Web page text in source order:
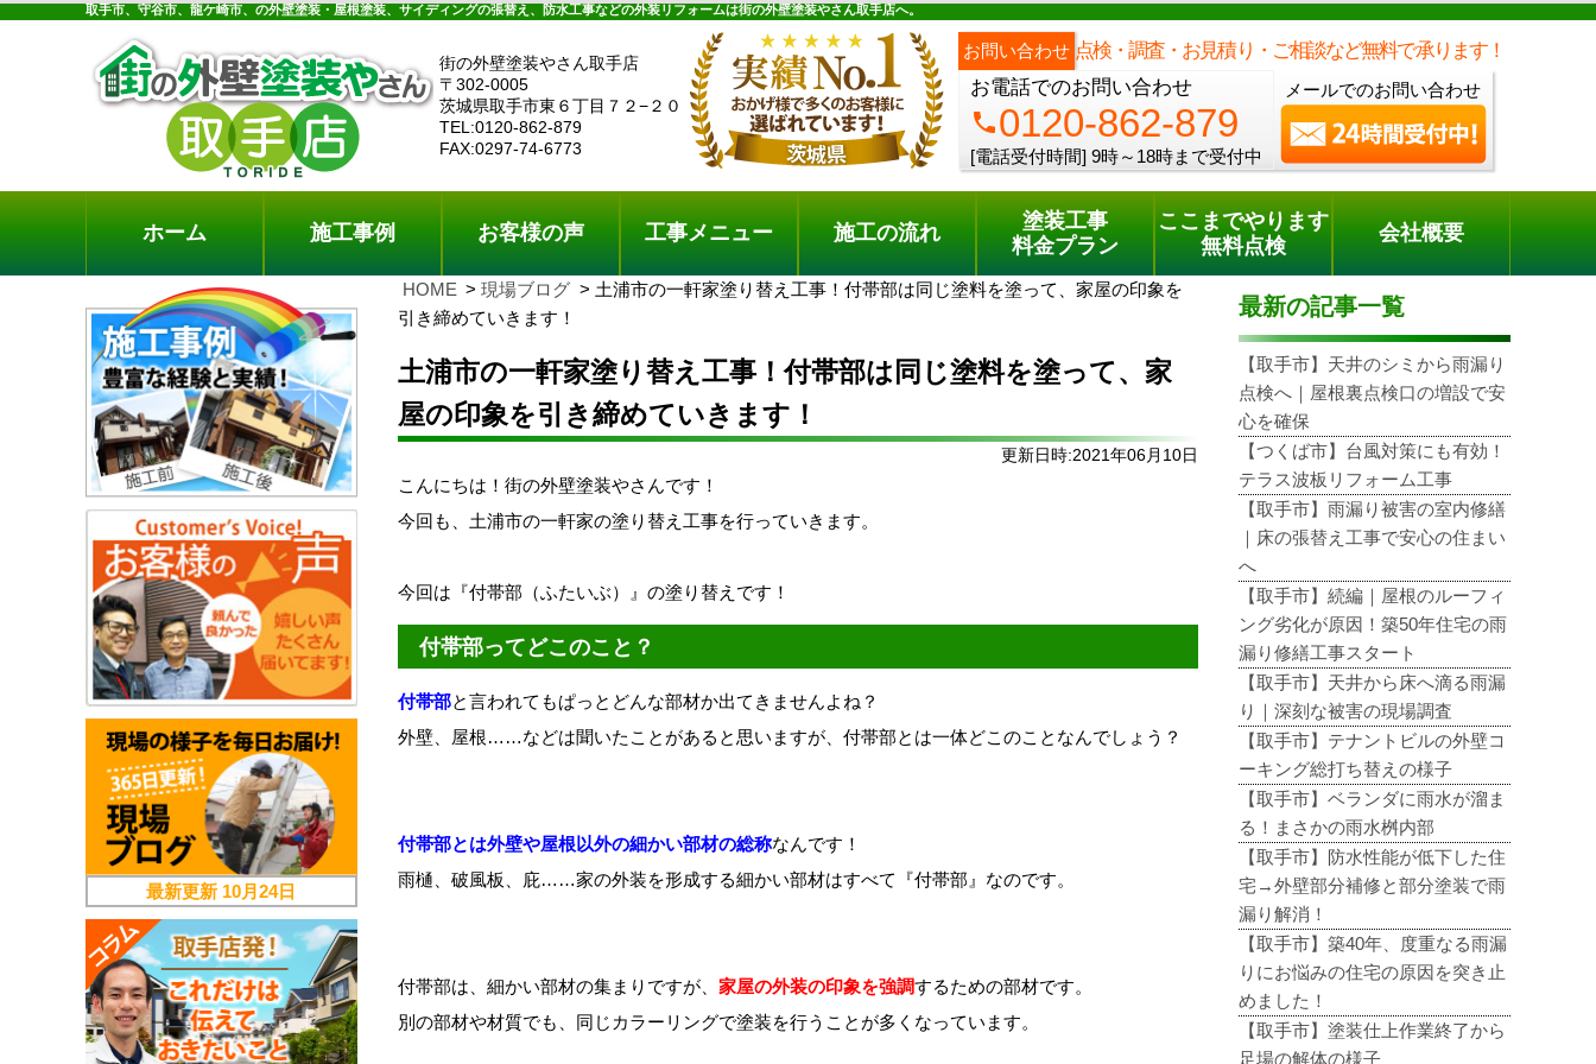
取手市、守谷市、龍ケ崎市、の外壁塗装・屋根塗装、サイディングの張替え、防水工事などの外装リフォームは街の外壁塗装やさん取手店へ。
街の外壁塗装やさん取手店
〒302-0005
茨城県取手市東６丁目７２−２０
TEL:0120-862-879
FAX:0297-74-6773
お問い合わせ 点検・調査・お見積り・ご相談など無料で承ります！
お電話でのお問い合わせ
phone0120-862-879
[電話受付時間] 9時～18時まで受付中
メールでのお問い合わせ
料金プラン 無料点検
電話でのご相談 [9時～18時まで受付中]
phone0120-862-879
ホーム 施工事例 お客様の声 工事メニュー 施工の流れ
塗装工事
料金プラン
ここまでやります
無料点検
会社概要
HOME 現場ブログ
土浦市の一軒家塗り替え工事！付帯部は同じ塗料を塗って、家屋の印象を
引き締めていきます！
土浦市の一軒家塗り替え工事！付帯部は同じ塗料を塗って、家
屋の印象を引き締めていきます！
更新日時:2021年06月10日
こんにちは！街の外壁塗装やさんです！
今回も、土浦市の一軒家の塗り替え工事を行っていきます。
今回は『付帯部（ふたいぶ）』の塗り替えです！
付帯部ってどこのこと？
付帯部と言われてもぱっとどんな部材か出てきませんよね？
外壁、屋根……などは聞いたことがあると思いますが、付帯部とは一体どこのことなんでしょう？
付帯部とは外壁や屋根以外の細かい部材の総称なんです！
雨樋、破風板、庇……家の外装を形成する細かい部材はすべて『付帯部』なのです。
付帯部は、細かい部材の集まりですが、 家屋の外装の印象を強調するための部材です。
別の部材や材質でも、同じカラーリングで塗装を行うことが多くなっています。
最新の記事一覧
【取手市】天井のシミから雨漏り
点検へ｜屋根裏点検口の増設で安
心を確保
【つくば市】台風対策にも有効！
テラス波板リフォーム工事
【取手市】雨漏り被害の室内修繕
｜床の張替え工事で安心の住まい
へ
【取手市】続編｜屋根のルーフィ
ング劣化が原因！築50年住宅の雨
漏り修繕工事スタート
【取手市】天井から床へ滴る雨漏
り｜深刻な被害の現場調査
【取手市】テナントビルの外壁コ
ーキング総打ち替えの様子
【取手市】ベランダに雨水が溜ま
る！まさかの雨水桝内部
【取手市】防水性能が低下した住
宅→外壁部分補修と部分塗装で雨
漏り解消！
【取手市】築40年、度重なる雨漏
りにお悩みの住宅の原因を突き止
めました！
【取手市】塗装仕上作業終了から
足場の解体の様子
最新更新 10月24日